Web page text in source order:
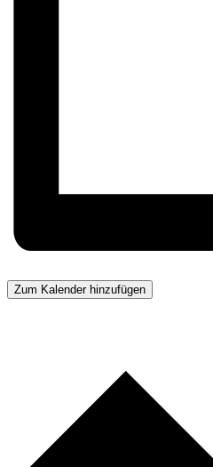
Zum Kalender hinzufügen